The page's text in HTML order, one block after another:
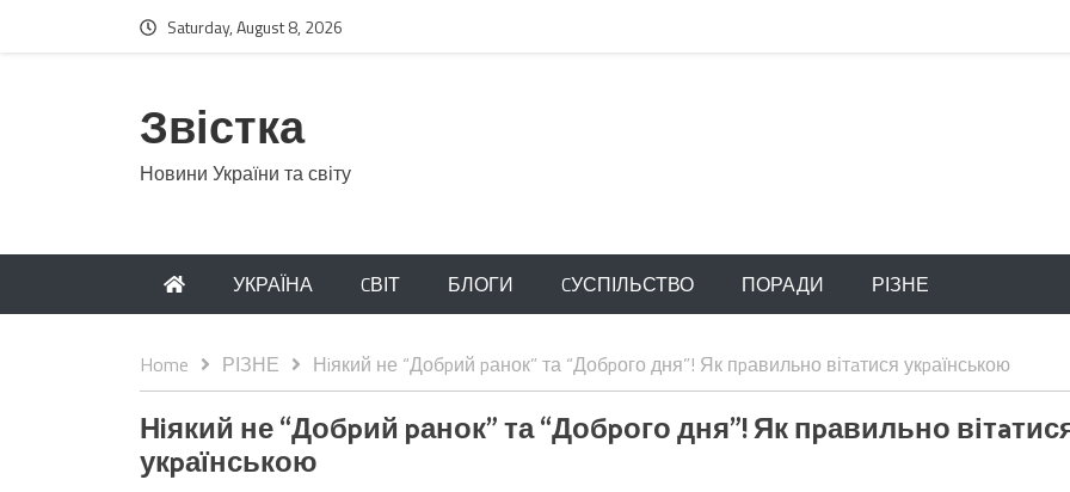
Saturday, August 8, 2026
Звістка
Новини України та світу
УКРАЇНА CВІТ БЛОГИ CУСПІЛЬСТВО ПОРАДИ РІЗНЕ
Home РІЗНЕ Нiякий не “Добpий pанок” та “Добpого дня”! Як пpавильно вітaтися укpаїнською
Нiякий не “Добpий pанок” та “Добpого дня”! Як пpавильно
укpаїнською